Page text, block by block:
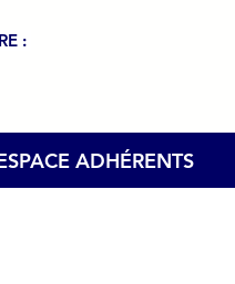
:
ADHÉRENTS